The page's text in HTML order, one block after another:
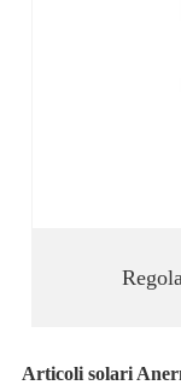
Articoli solari